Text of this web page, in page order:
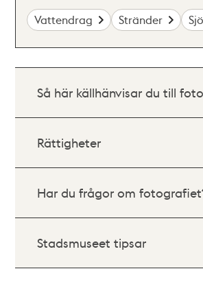
Vattendrag Stränder
Så här källhänvisar du till
Rättigheter
Har du frågor om
Stadsmuseet tipsar